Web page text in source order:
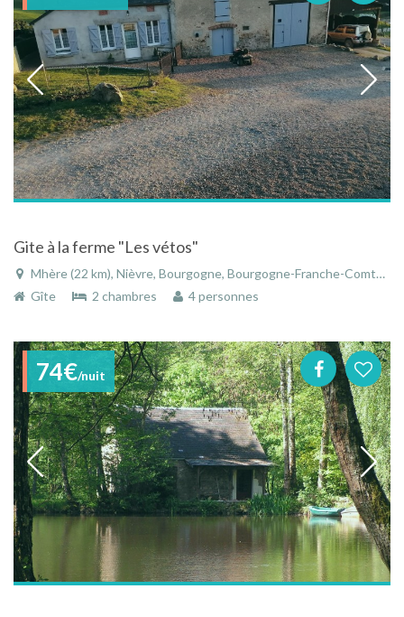
Gite à la ferme "Les vétos"
Mhère (22 km), Nièvre, Bourgogne, Bourgogne-Franche-Comté, France
Gîte
2 chambres 4 personnes
74€/nuit